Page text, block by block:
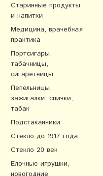
Старинные продукты
и напитки
Медицина, врачебная
практика
Портсигары,
табачницы,
сигаретницы
Пепельницы,
зажигалки, спички,
табак
Подстаканники
Стекло до 1917 года
Стекло 20 век
Елочные игрушки,
новогодние